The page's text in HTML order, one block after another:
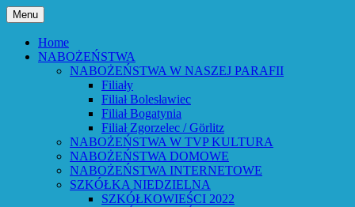
Przejdź
do
treściParafia Ewangelicko-
Augsburska w Lubaniu
czynię – Obj 21,5 – Słowo Boże Roku
Pańskiego 2026
Menu
Home
NABOŻEŃSTWA
NABOŻEŃSTWA W NASZEJ PARAFII
Filiały
Filiał Bolesławiec
Filiał Bogatynia
Filiał Zgorzelec / Görlitz
NABOŻEŃSTWA W TVP KULTURA
NABOŻEŃSTWA DOMOWE
NABOŻEŃSTWA INTERNETOWE
SZKÓŁKA NIEDZIELNA
SZKÓŁKOWIEŚCI 2022